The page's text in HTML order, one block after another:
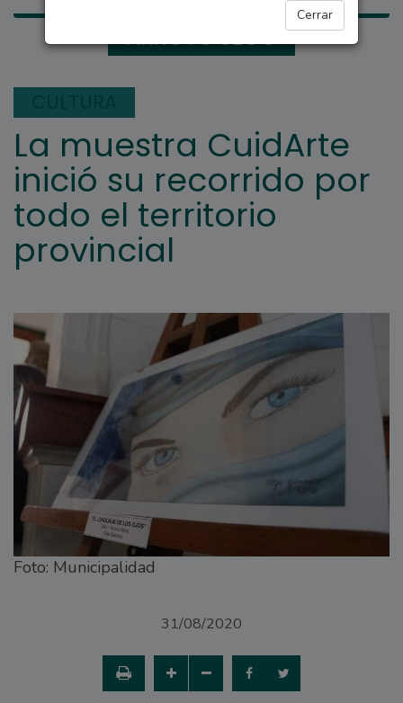
Cerrar
ARROYO SECO
La muestra CuidArte
inició su recorrido por
todo el territorio
provincial
Foto: Municipalidad
31/08/2020